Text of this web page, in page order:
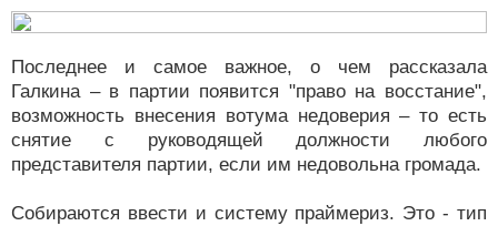
Последнее и самое важное, о чем рассказала
Галкина – в партии появится "право на восстание",
возможность внесения вотума недоверия – то есть
снятие с руководящей должности любого
представителя партии, если им недовольна громада.
Собираются ввести и систему праймериз. Это - тип